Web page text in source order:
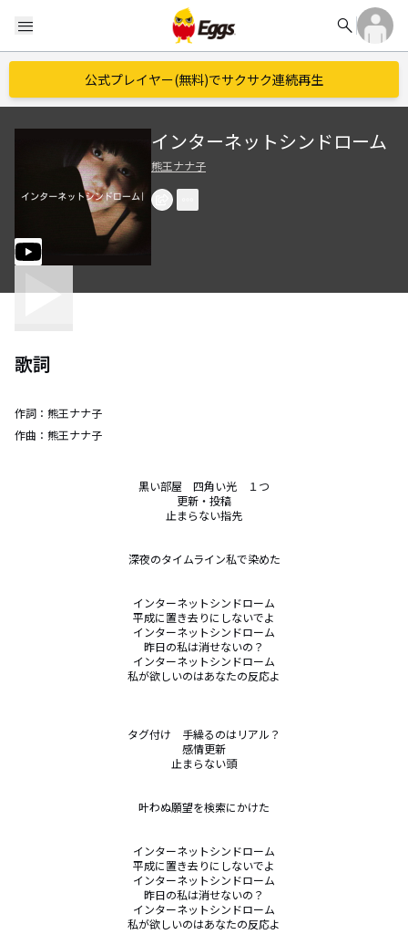
menu search
公式プレイヤー(無料)でサクサク連続再生
インターネットシンドローム
熊王ナナ子
歌詞
作詞： 熊王ナナ子
作曲： 熊王ナナ子
黒い部屋　四角い光　１つ
更新・投稿
止まらない指先
深夜のタイムライン私で染めた
インターネットシンドローム
平成に置き去りにしないでよ
インターネットシンドローム
昨日の私は消せないの？
インターネットシンドローム
私が欲しいのはあなたの反応よ
タグ付け　手繰るのはリアル？
感情更新
止まらない頭
叶わぬ願望を検索にかけた
インターネットシンドローム
平成に置き去りにしないでよ
インターネットシンドローム
昨日の私は消せないの？
インターネットシンドローム
私が欲しいのはあなたの反応よ